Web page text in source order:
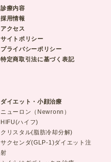
診療内容
採用情報
アクセス
サイトポリシー
プライバシーポリシー
特定商取引法に基づく表記
ダイエット・小顔治療
ニューロン（Newronn）
HIFU(ハイフ)
クリスタル(脂肪冷却分解)
サクセンダ(GLP-1)ダイエット注
射